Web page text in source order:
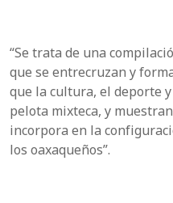
“Se trata de una
que se entrecruzan y
que la cultura, el deporte
pelota mixteca, y
incorpora en la
los oaxaqueños”.